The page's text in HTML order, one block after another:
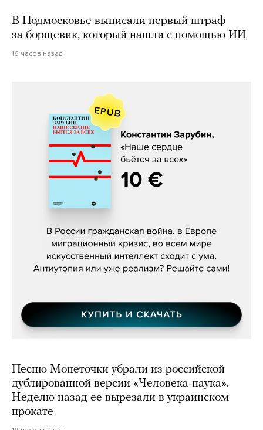
В Подмосковье выписали первый штраф
за борщевик, который нашли с помощью ИИ
16 часов назад
Константин Зарубин, «Наше сердце
Песню Монеточки убрали из российской
дублированной версии «Человека-паука».
Неделю назад ее вырезали в украинском
прокате